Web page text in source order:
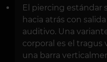
El piercing estándar
hacia atrás con
auditivo. Una
corporal es el tragus
una barra